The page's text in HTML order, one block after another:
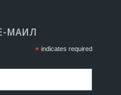
МАИЛ
*indicates required